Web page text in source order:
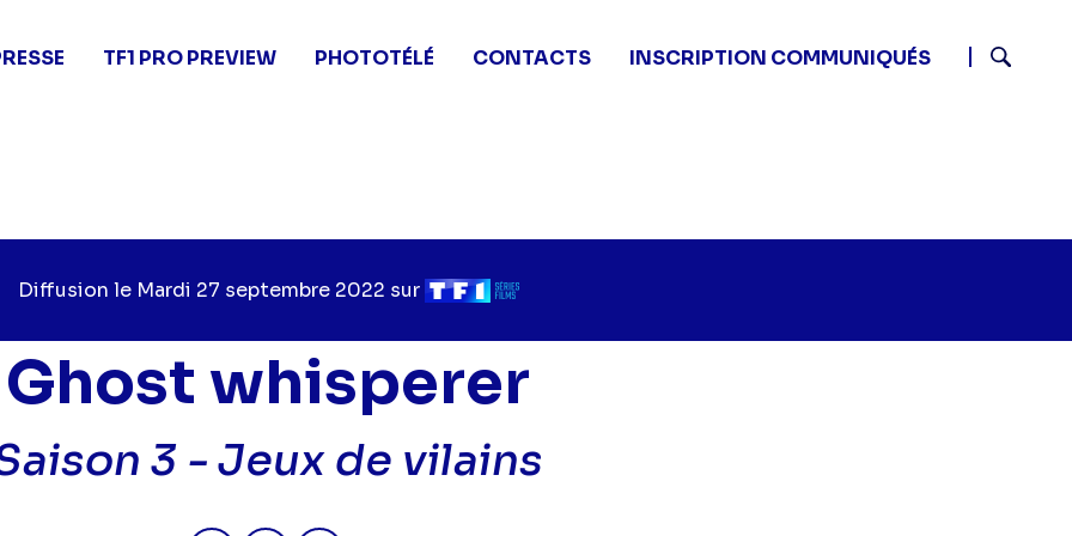
TF1 PRO PREVIEW PHOTOTÉLÉ CONTACTS
INSCRIPTION COMMUNIQUÉS
Diffusion le Jour
diffusion
Mardi 27 septembre 2022 sur Chaîne
diffusion
Ghost whisperer
3 - Jeux de vilains